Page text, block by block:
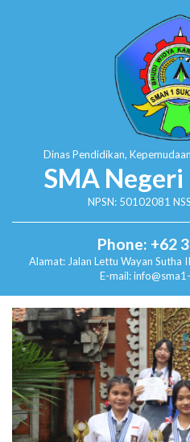
Dinas Pendidikan,
SMA
NPSN: 50102081
Phone: +62
Alamat: Jalan Lettu Wayan Sutha
E-mail: